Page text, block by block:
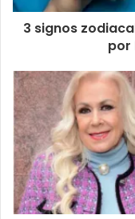
3 signos
por